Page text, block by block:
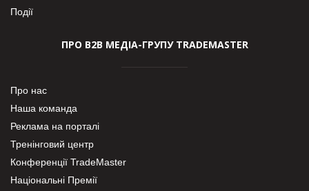
Події
ПРО В2В МЕДІА-ГРУПУ TRADEMASTER
Про нас
Наша команда
Реклама на порталі
Тренінговий центр
Конференції TradeMaster
Національні Премії